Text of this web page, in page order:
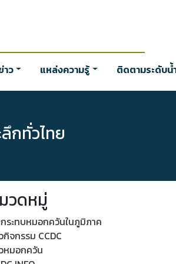
าว แหล่งความรู้ ติดตามระดับน้
กทั่วไทย
วดหมู่
ระทบหมอกควันในภูมิภาค
กิจกรรม CCDC
หมอกควัน